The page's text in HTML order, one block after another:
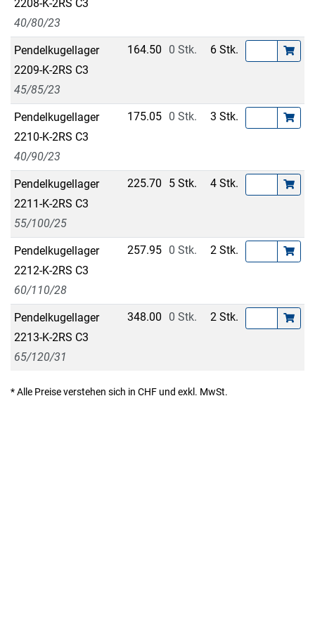
2208-K-2RS C3
40/80/23
Pendelkugellager
2209-K-2RS C3
45/85/23
164.50 0 Stk. 6 Stk.
Pendelkugellager
2210-K-2RS C3
40/90/23
175.05 0 Stk. 3 Stk.
Pendelkugellager
2211-K-2RS C3
55/100/25
225.70 5 Stk. 4 Stk.
Pendelkugellager
2212-K-2RS C3
60/110/28
257.95 0 Stk. 2 Stk.
Pendelkugellager
2213-K-2RS C3
65/120/31
348.00 0 Stk. 2 Stk.
* Alle Preise verstehen sich in CHF und exkl. MwSt.